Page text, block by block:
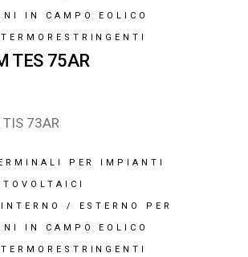
IN CAMPO EOLICO
TES 75AR
PER IMPIANTI
/ ESTERNO PER
IN CAMPO EOLICO